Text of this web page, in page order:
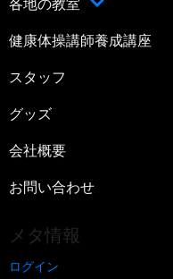
各地の教室
健康体操講師養成講座
スタッフ
グッズ
会社概要
お問い合わせ
メタ情報
ログイン